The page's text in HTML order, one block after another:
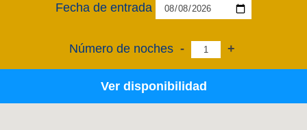
Fecha de entrada
Número de noches - +
Ver disponibilidad